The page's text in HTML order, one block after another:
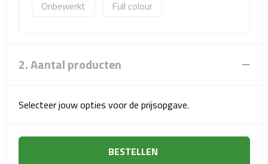
Sport- & Recreatietassen
Schoenentassen
Onbewerkt
Full colour
2. Aantal producten
Selecteer jouw opties voor de prijsopgave.
BESTELLEN